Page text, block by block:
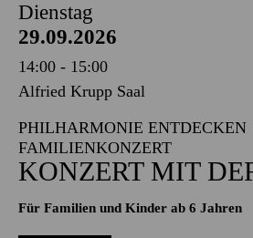
Dienstag
29.09.2026
14:00 - 15:00
Alfried Krupp Saal
PHILHARMONIE ENTDECKEN
FAMILIENKONZERT
KONZERT MIT
Für Familien und Kinder ab 6 Jahren